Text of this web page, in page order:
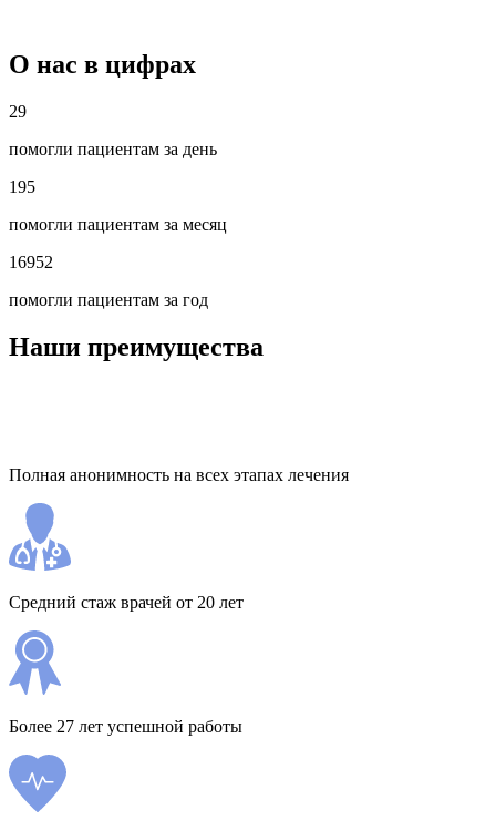
О нас в цифрах
29
помогли пациентам за день
195
помогли пациентам за месяц
16952
помогли пациентам за год
Наши преимущества
Полная анонимность на всех этапах лечения
Средний стаж врачей от 20 лет
Более 27 лет успешной работы